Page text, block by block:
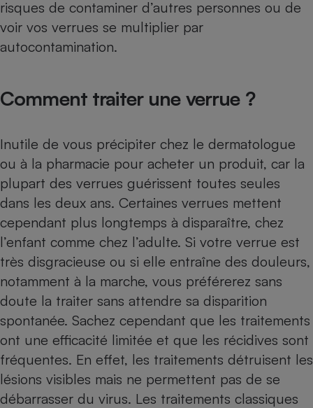
risques de contaminer d’autres ­personnes ou de
voir vos verrues se multiplier par
autocontamination.
Comment traiter une verrue ?
Inutile de vous précipiter chez le dermatologue
ou à la pharmacie pour acheter un produit, car la
plupart des verrues guérissent toutes seules
dans les deux ans. Certaines verrues mettent
cependant plus longtemps à disparaître, chez
l’enfant comme chez l’adulte. Si votre verrue est
très disgracieuse ou si elle entraîne des douleurs,
notamment à la marche, vous préférerez sans
doute la traiter sans attendre sa disparition
spontanée. Sachez cependant que les traitements
ont une efficacité limitée et que les récidives sont
fréquentes. En effet, les traitements détruisent les
lésions visibles mais ne permettent pas de se
débarrasser du virus. Les traitements classiques